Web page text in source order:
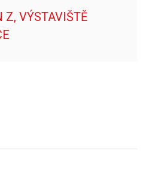
Z, VÝSTAVIŠTĚ